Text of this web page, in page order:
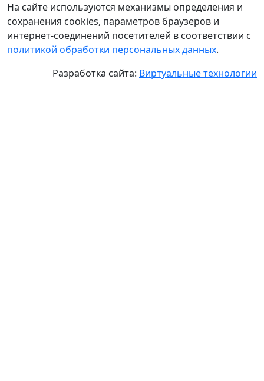
На сайте используются механизмы определения и
сохранения cookies, параметров браузеров и
интернет-соединений посетителей в соответствии с
политикой обработки персональных данных.
Разработка сайта: Виртуальные технологии